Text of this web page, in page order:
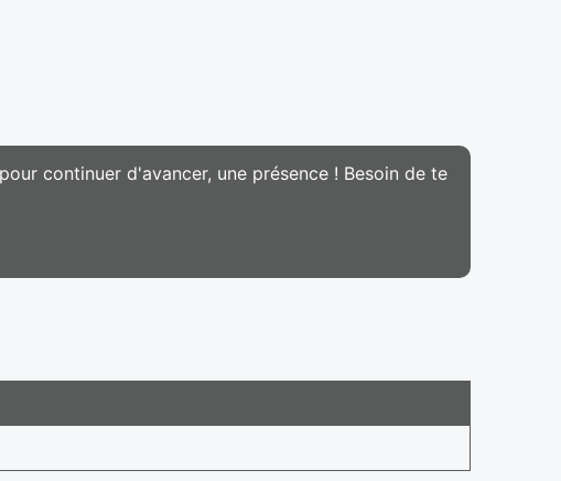
continuer d'avancer, une présence ! Besoin de te